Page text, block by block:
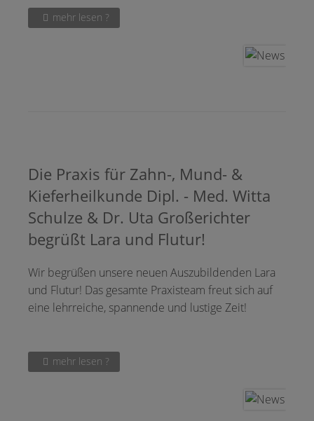
mehr lesen ?
Die Praxis für Zahn-, Mund- &
Kieferheilkunde Dipl. - Med. Witta
Schulze & Dr. Uta Großerichter
begrüßt Lara und Flutur!
Wir begrüßen unsere neuen Auszubildenden Lara
und Flutur! Das gesamte Praxisteam freut sich auf
eine lehrreiche, spannende und lustige Zeit!
mehr lesen ?